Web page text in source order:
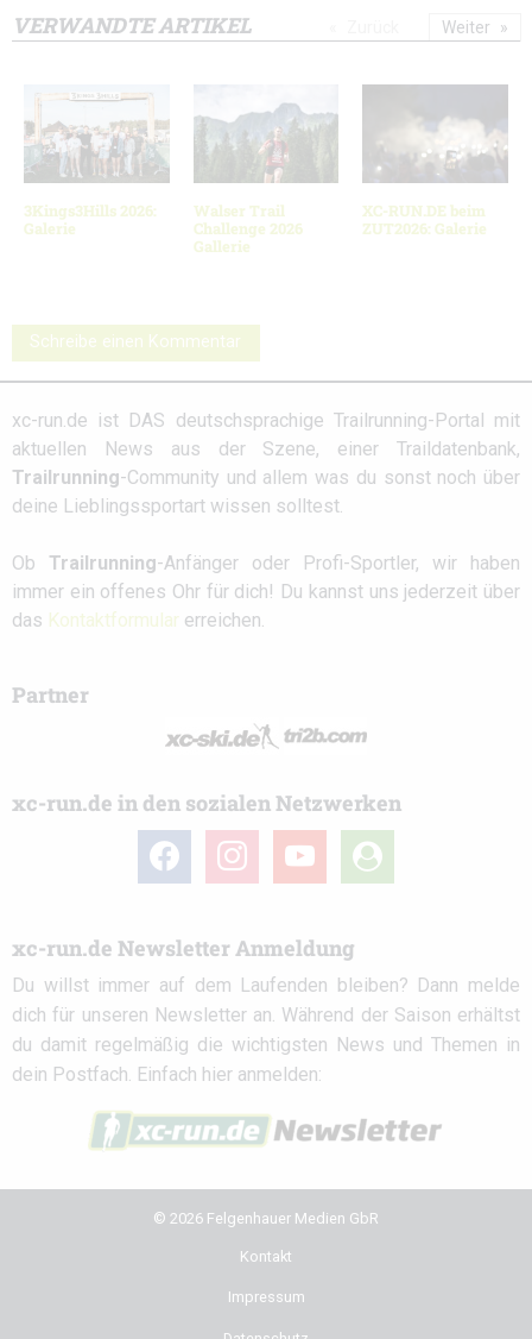
VERWANDTE ARTIKEL
3Kings3Hills 2026:
Galerie
Walser Trail
Challenge 2026
Gallerie
XC-RUN.DE beim
ZUT2026: Galerie
Weiter
Schreibe einen Kommentar
xc-run.de ist DAS deutschsprachige Trailrunning-Portal mit
aktuellen News aus der Szene, einer Traildatenbank,
Trailrunning-Community und allem was du sonst noch über
deine Lieblingssportart wissen solltest.
Ob Trailrunning-Anfänger oder Profi-Sportler, wir haben
immer ein offenes Ohr für dich! Du kannst uns jederzeit über
das Kontaktformular erreichen.
Partner
xc-run.de in den sozialen Netzwerken
facebook instagram youtube
user-
circle
xc-run.de Newsletter Anmeldung
Du willst immer auf dem Laufenden bleiben? Dann melde
dich für unseren Newsletter an. Während der Saison erhältst
du damit regelmäßig die wichtigsten News und Themen in
dein Postfach. Einfach hier anmelden:
© 2026 Felgenhauer Medien GbR
Kontakt
Impressum